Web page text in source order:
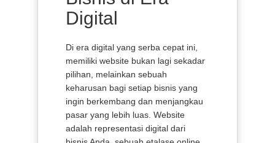
Digital
Di era digital yang serba cepat ini,
memiliki website bukan lagi sekadar
pilihan, melainkan sebuah
keharusan bagi setiap bisnis yang
ingin berkembang dan menjangkau
pasar yang lebih luas. Website
adalah representasi digital dari